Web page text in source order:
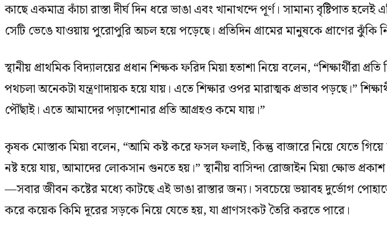
কাছে একমাত্র কাঁচা রাস্তা দীর্ঘ দিন ধরে ভাঙা এবং খানাখন্দে পূর্ণ। সামান্য বৃষ্টিপাত
সেটি ভেঙে যাওয়ায় পুরোপুরি অচল হয়ে পড়েছে। প্রতিদিন গ্রামের মানুষকে প্রাণের
স্থানীয় প্রাথমিক বিদ্যালয়ের প্রধান শিক্ষক ফরিদ মিয়া হতাশা নিয়ে বলেন,
পথচলা অনেকটা যন্ত্রণাদায়ক হয়ে যায়। এতে শিক্ষার ওপর মারাত্মক প্রভাব পড়ছে।”
পৌঁছাই। এতে আমাদের পড়াশোনার প্রতি আগ্রহও কমে যায়।”
কৃষক মোস্তাক মিয়া বলেন, “আমি কষ্ট করে ফসল ফলাই, কিন্তু বাজারে নিয়ে যেতে
নষ্ট হয়ে যায়, আমাদের লোকসান গুনতে হয়।” স্থানীয় বাসিন্দা রোজাইন মিয়া ক্ষোভ
—সবার জীবন কষ্টের মধ্যে কাটছে এই ভাঙা রাস্তার জন্য। সবচেয়ে ভয়াবহ দুর্ভোগ
করে কয়েক কিমি দূরের সড়কে নিয়ে যেতে হয়, যা প্রাণসংকট তৈরি করতে পারে।